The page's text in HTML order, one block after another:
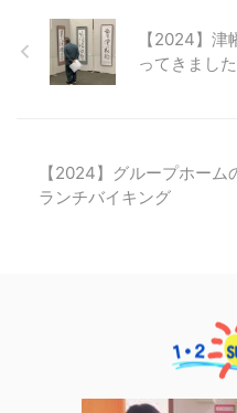
【2024】
ってきました
【2024】グループホーム
ランチバイキング